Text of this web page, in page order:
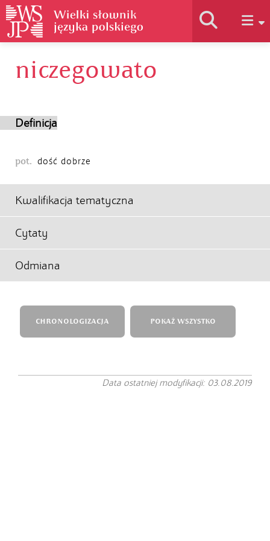
Historia słownika
niczegowato
Definicja
pot. dość dobrze
Kwalifikacja tematyczna
Cytaty
Odmiana
CHRONOLOGIZACJA POKAŻ WSZYSTKO
Data ostatniej modyfikacji: 03.08.2019